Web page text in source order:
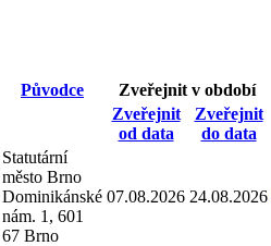
Původce Zveřejnit v období
Zveřejnit
od data
Zveřejnit
do data
Statutární
město Brno
Dominikánské
nám. 1, 601
67 Brno
07.08.2026 24.08.2026